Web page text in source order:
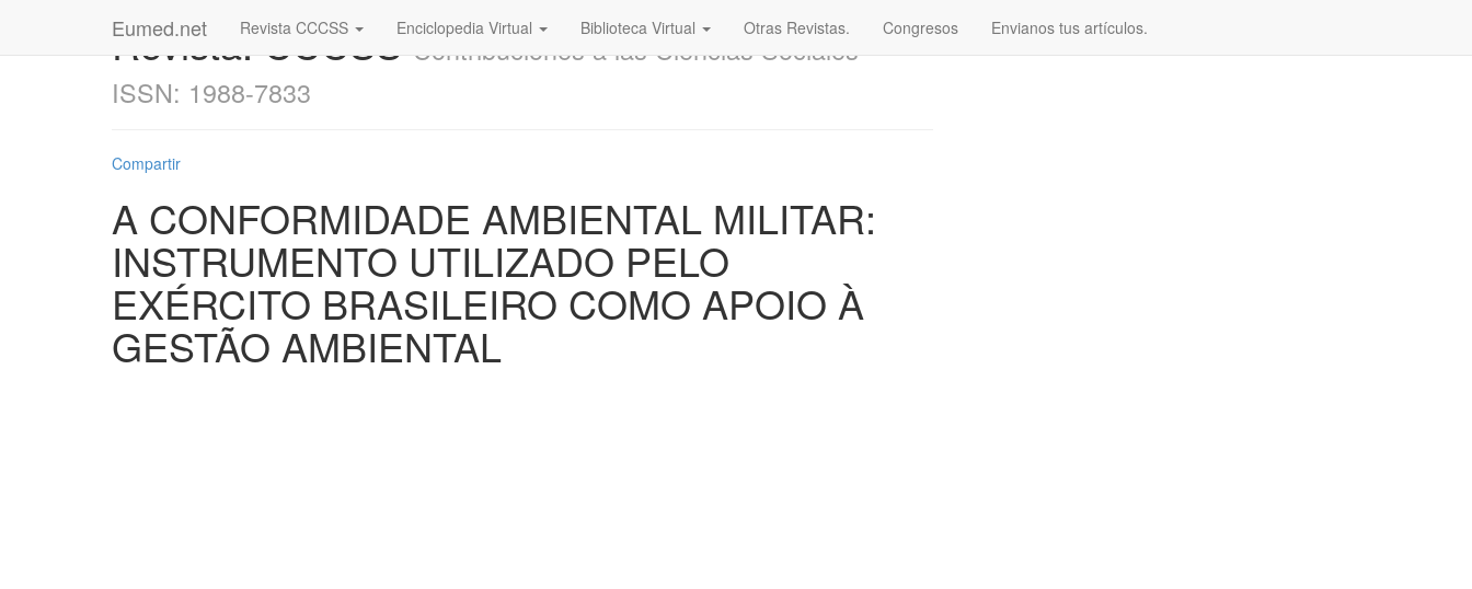
Eumed.net Revista CCCSS Enciclopedia Virtual Biblioteca Virtual Otras Revistas. Congresos Envianos tus artículos.
Revista: CCCSSContribuciones a las Ciencias Sociales
ISSN: 1988-7833
Compartir
A CONFORMIDADE AMBIENTAL MILITAR:
INSTRUMENTO UTILIZADO PELO
EXÉRCITO BRASILEIRO COMO APOIO À
GESTÃO AMBIENTAL